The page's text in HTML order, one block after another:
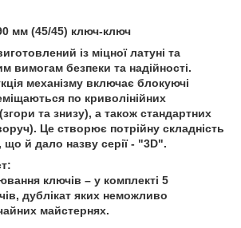
мм (45/45) ключ-ключ
із міцної латуні та
вимогам безпеки та надійності.
механізму включає блокуючі
по криволінійних
та знизу), а також стандартних
Це створює потрійну складність
й дало назву серії - "3D".
ключів – у комплекті 5
дублікат яких неможливо
майстернях.